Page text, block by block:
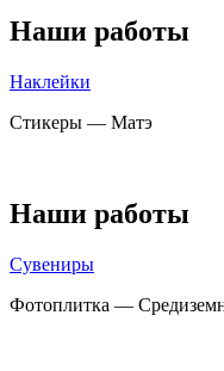
Наши работы
Наклейки
Стикеры — Матэ
Наши работы
Сувениры
Фотоплитка —